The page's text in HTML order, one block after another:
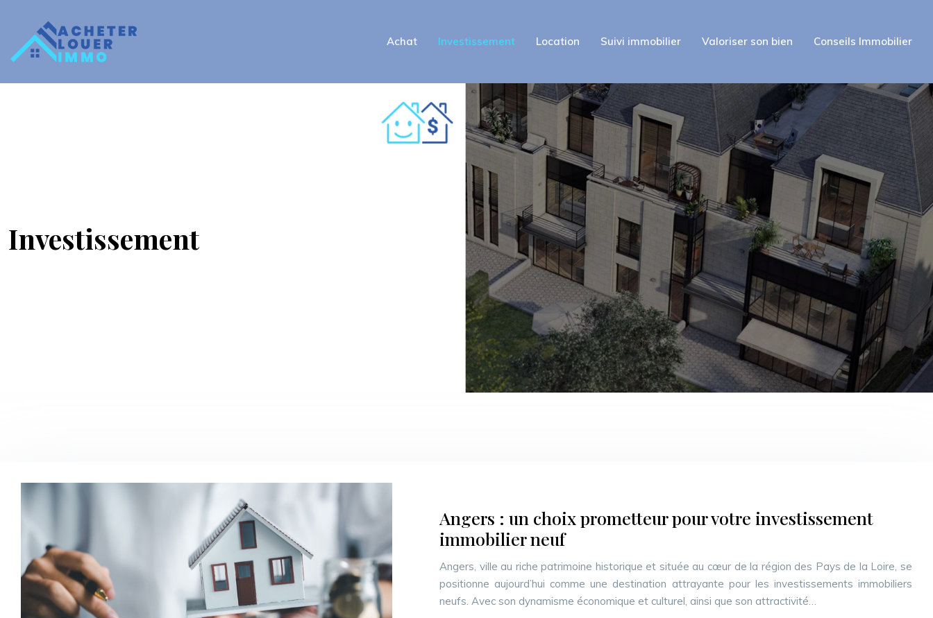
Achat Investissement Location Suivi immobilier Valoriser son bien Conseils Immobilier
Investissement
Angers : un choix prometteur pour votre investissement
immobilier neuf
Angers, ville au riche patrimoine historique et située au cœur de la région des Pays de la Loire, se
positionne aujourd’hui comme une destination attrayante pour les investissements immobiliers
neufs. Avec son dynamisme économique et culturel, ainsi que son attractivité…